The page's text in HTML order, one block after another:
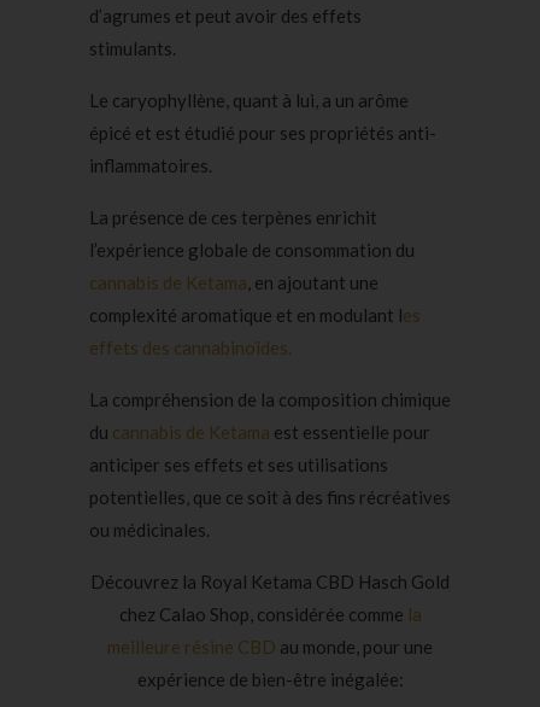
d’agrumes et peut avoir des effets
stimulants.
Le caryophyllène, quant à lui, a un arôme
épicé et est étudié pour ses propriétés anti-
inflammatoires.
La présence de ces terpènes enrichit
l’expérience globale de consommation du
cannabis de Ketama, en ajoutant une
complexité aromatique et en modulant les
effets des cannabinoïdes.
La compréhension de la composition chimique
du cannabis de Ketama est essentielle pour
anticiper ses effets et ses utilisations
potentielles, que ce soit à des fins récréatives
ou médicinales.
Découvrez la Royal Ketama CBD Hasch Gold
chez Calao Shop, considérée comme la
meilleure résine CBD au monde, pour une
expérience de bien-être inégalée: